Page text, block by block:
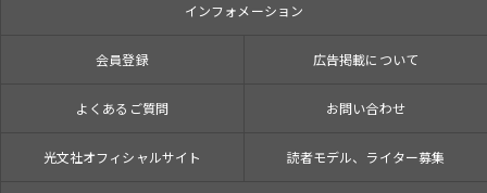
インフォメーション
会員登録 広告掲載について
よくあるご質問 お問い合わせ
光文社オフィシャルサイト 読者モデル、ライター募集